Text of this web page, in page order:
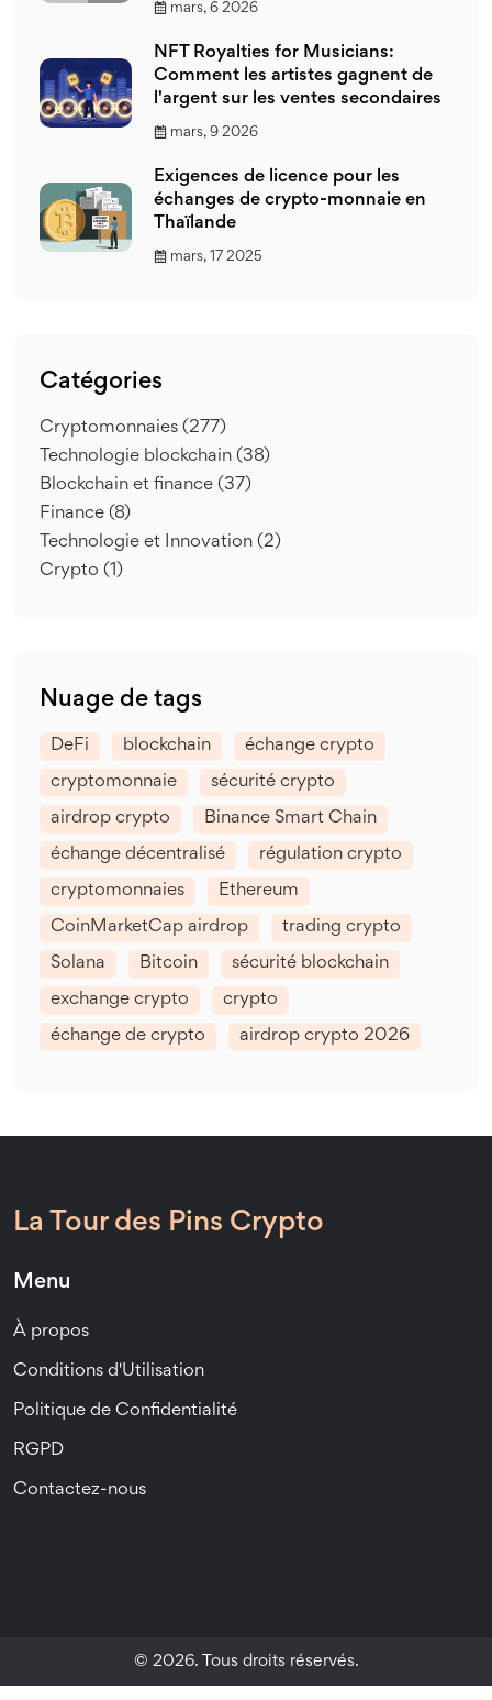
mars, 6 2026
NFT Royalties for Musicians:
Comment les artistes gagnent de
l'argent sur les ventes secondaires
mars, 9 2026
Exigences de licence pour les
échanges de crypto-monnaie en
Thaïlande
mars, 17 2025
Catégories
Cryptomonnaies (277)
Technologie blockchain (38)
Blockchain et finance (37)
Finance (8)
Technologie et Innovation (2)
Crypto (1)
Nuage de tags
DeFi blockchain échange crypto
cryptomonnaie sécurité crypto
airdrop crypto Binance Smart Chain
échange décentralisé régulation crypto
cryptomonnaies Ethereum
CoinMarketCap airdrop trading crypto
Solana Bitcoin sécurité blockchain
exchange crypto crypto
échange de crypto airdrop crypto 2026
La Tour des Pins Crypto
Menu
À propos
Conditions d'Utilisation
Politique de Confidentialité
RGPD
Contactez-nous
© 2026. Tous droits réservés.